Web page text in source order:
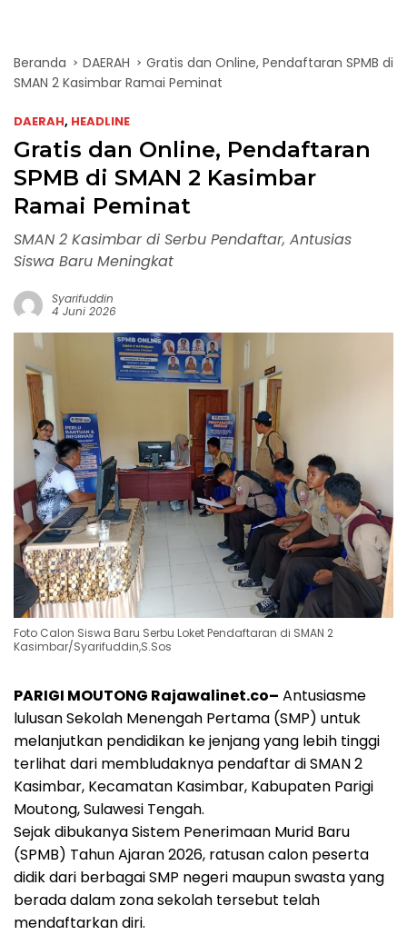
Beranda DAERAH
Gratis dan Online, Pendaftaran SPMB di
SMAN 2 Kasimbar Ramai Peminat
DAERAH, HEADLINE
Gratis dan Online, Pendaftaran
SPMB di SMAN 2 Kasimbar
Ramai Peminat
SMAN 2 Kasimbar di Serbu Pendaftar, Antusias
Siswa Baru Meningkat
Syarifuddin
4 Juni 2026
Foto Calon Siswa Baru Serbu Loket Pendaftaran di SMAN 2
Kasimbar/Syarifuddin,S.Sos
PARIGI MOUTONG Rajawalinet.co– Antusiasme
lulusan Sekolah Menengah Pertama (SMP) untuk
melanjutkan pendidikan ke jenjang yang lebih tinggi
terlihat dari membludaknya pendaftar di SMAN 2
Kasimbar, Kecamatan Kasimbar, Kabupaten Parigi
Moutong, Sulawesi Tengah.
Sejak dibukanya Sistem Penerimaan Murid Baru
(SPMB) Tahun Ajaran 2026, ratusan calon peserta
didik dari berbagai SMP negeri maupun swasta yang
berada dalam zona sekolah tersebut telah
mendaftarkan diri.